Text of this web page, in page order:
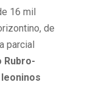
16 mil
de
parcial
Rubro-